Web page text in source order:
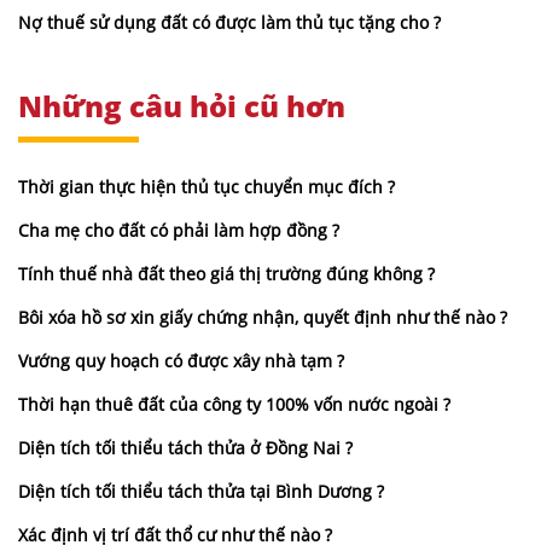
Nợ thuế sử dụng đất có được làm thủ tục tặng cho ?
Những câu hỏi cũ hơn
Thời gian thực hiện thủ tục chuyển mục đích ?
Cha mẹ cho đất có phải làm hợp đồng ?
Tính thuế nhà đất theo giá thị trường đúng không ?
Bôi xóa hồ sơ xin giấy chứng nhận, quyết định như thế nào ?
Vướng quy hoạch có được xây nhà tạm ?
Thời hạn thuê đất của công ty 100% vốn nước ngoài ?
Diện tích tối thiểu tách thửa ở Đồng Nai ?
Diện tích tối thiểu tách thửa tại Bình Dương ?
Xác định vị trí đất thổ cư như thế nào ?